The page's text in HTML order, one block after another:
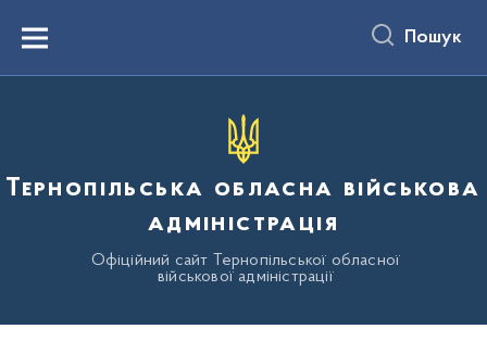
вмістуMenu Пошук
Тернопільська обласна військова
адміністрація
Офіційний сайт Тернопільської обласної
військової адміністрації